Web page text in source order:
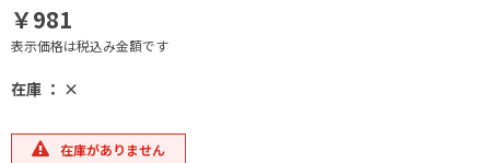
￥981
表示価格は税込み金額です
在庫 ： ×
在庫がありません